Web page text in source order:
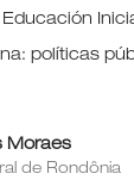
políticas
Moraes
de Rondônia